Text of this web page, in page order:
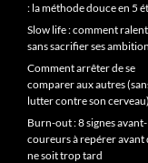
: la méthode douce en 5
Slow life : comment
sans sacrifier ses
Comment arrêter de se
comparer aux autres
lutter contre son cerveau)
Burn-out : 8 signes avant-
coureurs à repérer avant
ne soit trop tard